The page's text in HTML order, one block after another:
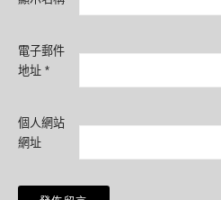
電子郵件
地址 *
個人網站
網址